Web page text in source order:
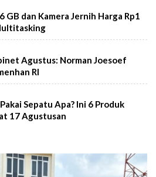
GB dan Kamera Jernih Harga Rp1
Agustus: Norman Joesoef
RI
Sepatu Apa? Ini 6 Produk
17 Agustusan